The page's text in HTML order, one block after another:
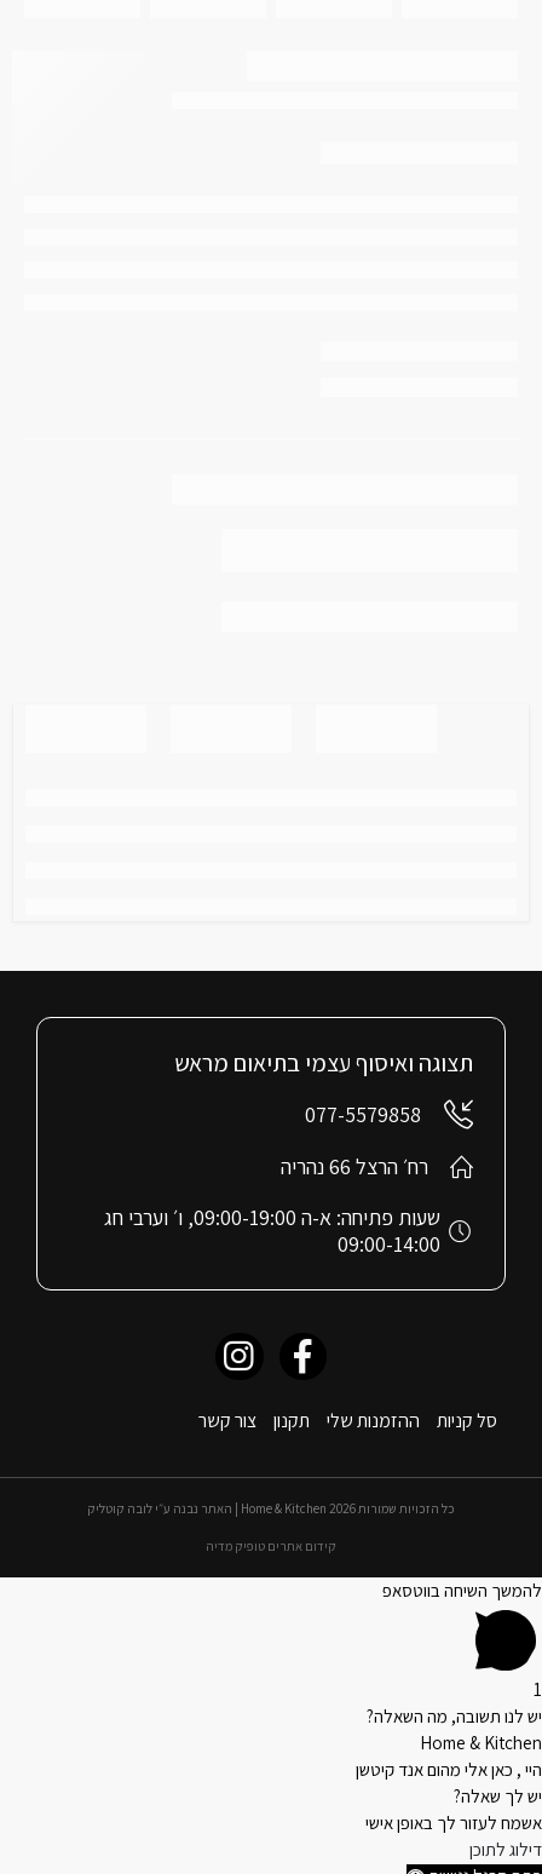
סל קניות ההזמנות שלי תקנון צור קשר
תצוגה ואיסוף עצמי בתיאום מראש
077-5579858
רח׳ הרצל 66 נהריה
שעות פתיחה: א-ה 09:00-19:00, ו׳ וערבי חג
09:00-14:00
כל הזכויות שמורות 2026 Home & Kitchen | האתר נבנה ע״י לובה קוטליק
קידום אתרים טופיק מדיה
להמשך השיחה בווטסאפ
1
יש לנו תשובה, מה השאלה?
Home & Kitchen
היי , כאן אלי מהום אנד קיטשן
יש לך שאלה?
אשמח לעזור לך באופן אישי
דילוג לתוכן